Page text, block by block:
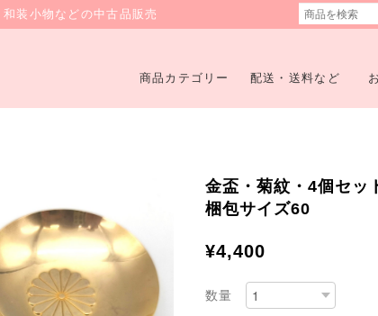
装小物などの中古品販売
商品カテゴリー 配送・送料など
金盃・菊紋・4個セッ
梱包サイズ60
¥4,400
数量